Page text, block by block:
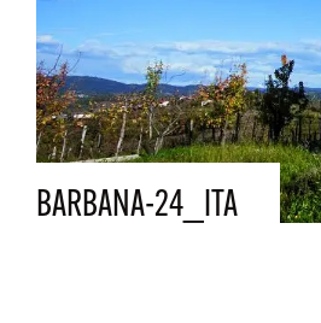
BARBANA-24_ITA